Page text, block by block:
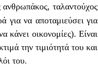
ανθρωπάκος, ταλαντούχος
για να αποταμιεύσει για
κάνει οικονομίες). Είναι
την τιμιότητά του και
του.